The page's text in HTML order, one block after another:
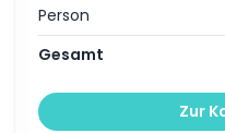
Öffnungszeiten
Person
Gesamt
Zur